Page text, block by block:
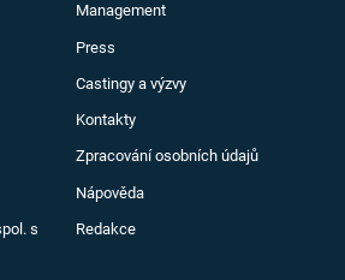
Management
Press
Castingy a výzvy
Kontakty
Zpracování osobních údajů
Nápověda
s
Redakce